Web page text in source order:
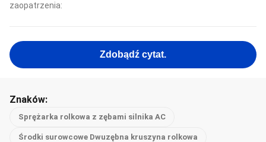
zaopatrzenia:
Zdobądź cytat.
Znaków:
Sprężarka rolkowa z zębami silnika AC
Środki surowcowe Dwuzębna kruszyna rolkowa